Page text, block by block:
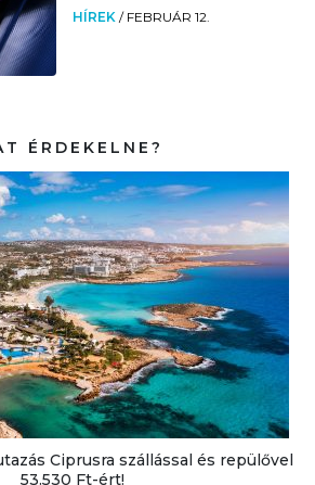
HÍREK / FEBRUÁR 12.
ÉRDEKELNE?
Ciprusra szállással és repülővel
53.530 Ft-ért!